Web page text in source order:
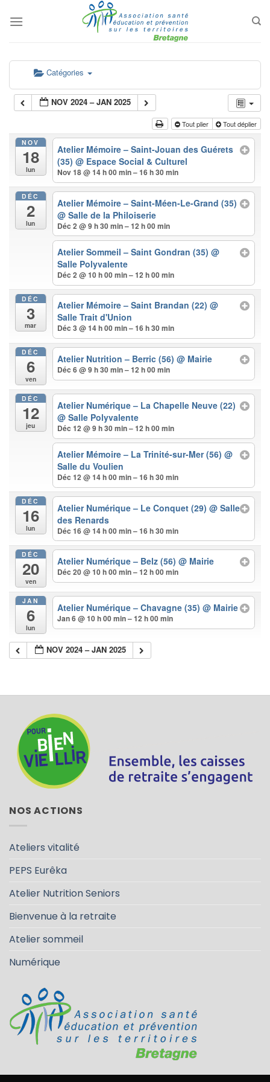
au
Catégories
NOV 2024 – JAN 2025
Tout plier Tout déplier
NOV
18
lun
Atelier Mémoire – Saint-Jouan des Guérets
(35)@ Espace Social & Culturel
Nov 18 @ 14 h 00 min – 16 h 30 min
DÉC
2
lun
Atelier Mémoire – Saint-Méen-Le-Grand (35)
@ Salle de la Philoiserie
Déc 2 @ 9 h 30 min – 12 h 00 min
Atelier Sommeil – Saint Gondran (35)@
Salle Polyvalente
Déc 2 @ 10 h 00 min – 12 h 00 min
DÉC
3
mar
Atelier Mémoire – Saint Brandan (22)@
Salle Trait d'Union
Déc 3 @ 14 h 00 min – 16 h 30 min
DÉC
6
ven
Atelier Nutrition – Berric (56)@ Mairie
Déc 6 @ 9 h 30 min – 12 h 00 min
DÉC
12
jeu
Atelier Numérique – La Chapelle Neuve (22)
@ Salle Polyvalente
Déc 12 @ 9 h 30 min – 12 h 00 min
Atelier Mémoire – La Trinité-sur-Mer (56)@
Salle du Voulien
Déc 12 @ 14 h 00 min – 16 h 30 min
DÉC
16
lun
Atelier Numérique – Le Conquet (29)@ Salle
des Renards
Déc 16 @ 14 h 00 min – 16 h 30 min
DÉC
20
ven
Atelier Numérique – Belz (56)@ Mairie
Déc 20 @ 10 h 00 min – 12 h 00 min
JAN
6
lun
Atelier Numérique – Chavagne (35)@ Mairie
Jan 6 @ 10 h 00 min – 12 h 00 min
NOV 2024 – JAN 2025
NOS ACTIONS
Ateliers vitalité
PEPS Eurêka
Atelier Nutrition Seniors
Bienvenue à la retraite
Atelier sommeil
Numérique